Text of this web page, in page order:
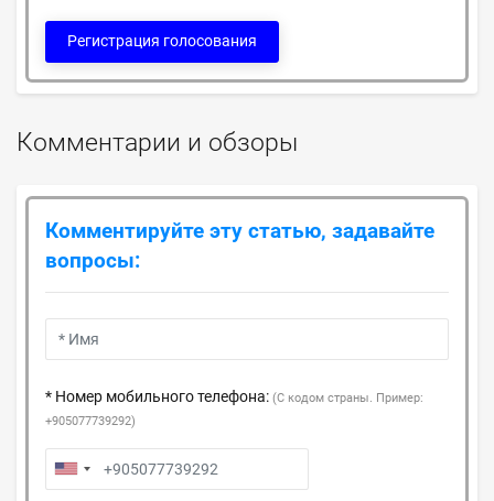
Регистрация голосования
Комментарии и обзоры
Комментируйте эту статью, задавайте
вопросы:
* Номер мобильного телефона: (С кодом страны. Пример:
+905077739292)